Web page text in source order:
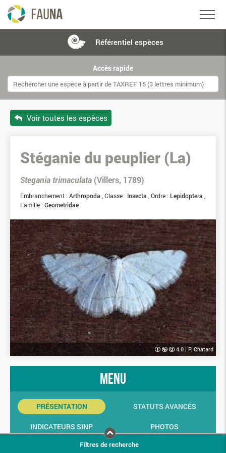
Référentiel espèces
Accès rapide
Voir toutes les espèces
Stéganie du peuplier (La)
Stegania trimaculata (Villers, 1789)
Embranchement : Arthropoda Classe : Insecta Ordre : Lepidoptera
Famille : Geometridae
4.0 | P. Chatard
menu
PRÉSENTATION STATUTS AVANCÉS
INDICATEURS SINP
PHOTOS
Filtres de recherche